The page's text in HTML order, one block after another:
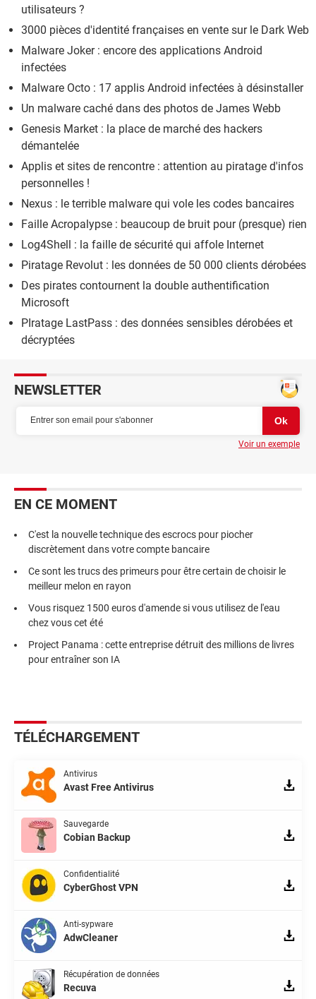
utilisateurs ?
3000 pièces d'identité françaises en vente sur le Dark Web
Malware Joker : encore des applications Android
infectées
Malware Octo : 17 applis Android infectées à désinstaller
Un malware caché dans des photos de James Webb
Genesis Market : la place de marché des hackers
démantelée
Applis et sites de rencontre : attention au piratage d'infos
personnelles !
Nexus : le terrible malware qui vole les codes bancaires
Faille Acropalypse : beaucoup de bruit pour (presque) rien
Log4Shell : la faille de sécurité qui affole Internet
Piratage Revolut : les données de 50 000 clients dérobées
Des pirates contournent la double authentification
Microsoft
PIratage LastPass : des données sensibles dérobées et
décryptées
NEWSLETTER
Voir un exemple
EN CE MOMENT
C'est la nouvelle technique des escrocs pour piocher
discrètement dans votre compte bancaire
Ce sont les trucs des primeurs pour être certain de choisir le
meilleur melon en rayon
Vous risquez 1500 euros d'amende si vous utilisez de l'eau
chez vous cet été
Project Panama : cette entreprise détruit des millions de livres
pour entraîner son IA
TÉLÉCHARGEMENT
Antivirus
Avast Free Antivirus
Sauvegarde
Cobian Backup
Confidentialité
CyberGhost VPN
Anti-sypware
AdwCleaner
Récupération de données
Recuva